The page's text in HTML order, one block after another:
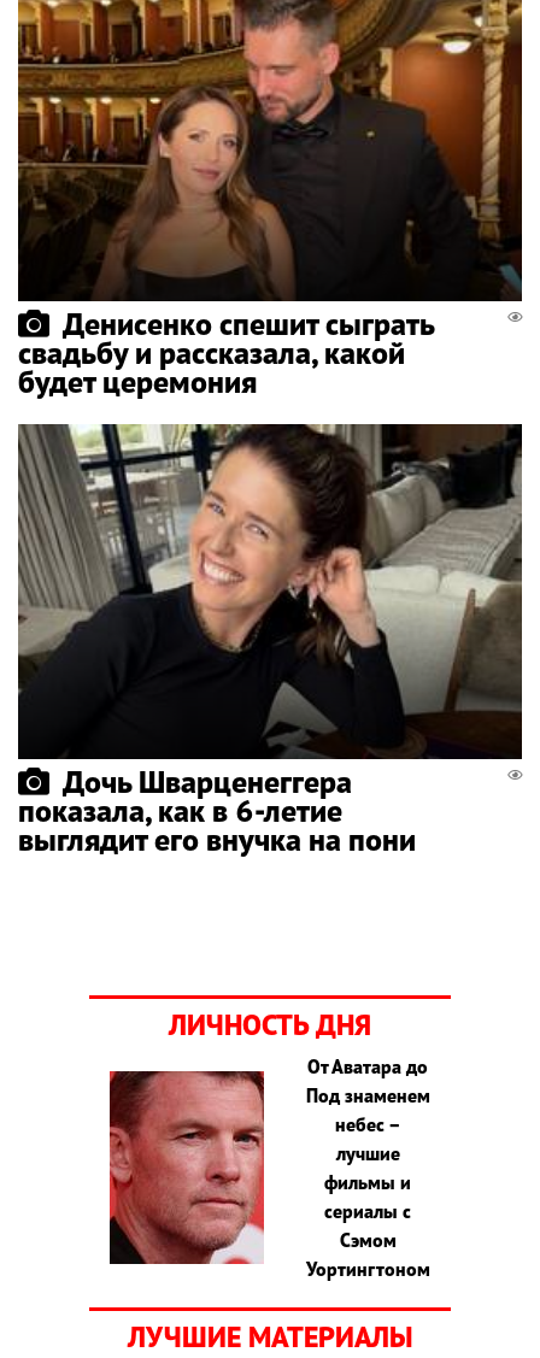
Денисенко спешит сыграть
свадьбу и рассказала, какой
будет церемония
Дочь Шварценеггера
показала, как в 6-летие
выглядит его внучка на пони
ЛИЧНОСТЬ ДНЯ
От Аватара до
Под знаменем
небес –
лучшие
фильмы и
сериалы с
Сэмом
Уортингтоном
ЛУЧШИЕ МАТЕРИАЛЫ